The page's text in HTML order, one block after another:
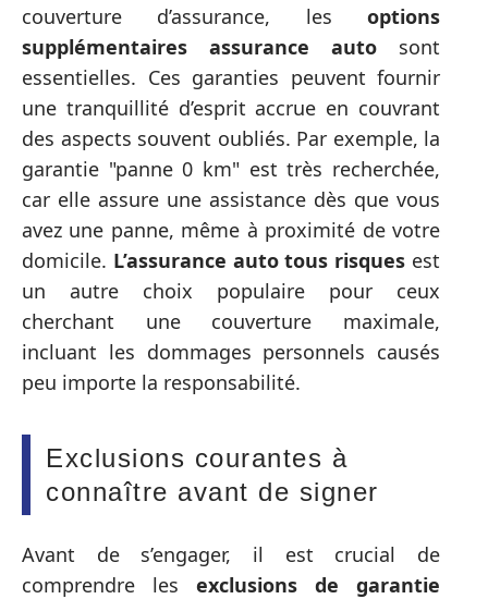
couverture d’assurance, les options
supplémentaires assurance auto sont
essentielles. Ces garanties peuvent fournir
une tranquillité d’esprit accrue en couvrant
des aspects souvent oubliés. Par exemple, la
garantie "panne 0 km" est très recherchée,
car elle assure une assistance dès que vous
avez une panne, même à proximité de votre
domicile. L’assurance auto tous risques est
un autre choix populaire pour ceux
cherchant une couverture maximale,
incluant les dommages personnels causés
peu importe la responsabilité.
Exclusions courantes à
connaître avant de signer
Avant de s’engager, il est crucial de
comprendre les exclusions de garantie